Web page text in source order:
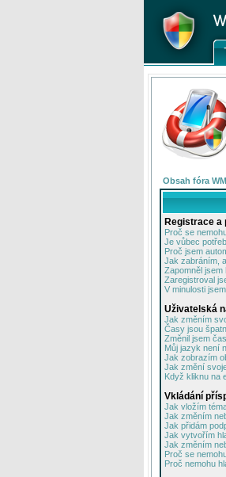
Obsah fóra
Registrace a
Proč se
Je vůbec
Proč jsem
Jak zabráním,
Zapomněl jsem
Zaregistroval
V minulosti
Uživatelská
Jak změním
Časy jsou
Změnil jsem
Můj jazyk není
Jak zobrazím
Jak změní
Když kliknu na
Vkládání
Jak vložím
Jak změním
Jak přidám
Jak vytvořím
Jak změním
Proč se
Proč nemohu